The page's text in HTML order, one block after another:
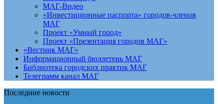
МАГ-Видео
«Инвестиционные паспорта» городов-членов
МАГ
Проект «Умный город»
Проект «Презентация городов МАГ»
«Вестник МАГ»
Информационный бюллетень МАГ
Библиотека городских практик МАГ
Телеграмм канал МАГ
Последние новости